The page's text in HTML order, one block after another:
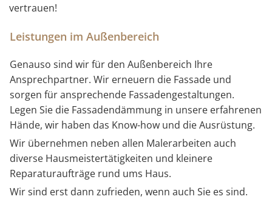
vertrauen!
Leistungen im Außenbereich
Genauso sind wir für den Außenbereich Ihre
Ansprechpartner. Wir erneuern die Fassade und
sorgen für ansprechende Fassadengestaltungen.
Legen Sie die Fassadendämmung in unsere erfahrenen
Hände, wir haben das Know-how und die Ausrüstung.
Wir übernehmen neben allen Malerarbeiten auch
diverse Hausmeistertätigkeiten und kleinere
Reparaturaufträge rund ums Haus.
Wir sind erst dann zufrieden, wenn auch Sie es sind.